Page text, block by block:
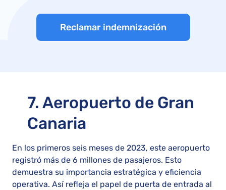
Reclamar indemnización
7. Aeropuerto de Gran
Canaria
En los primeros seis meses de 2023, este aeropuerto
registró más de 6 millones de pasajeros. Esto
demuestra su importancia estratégica y eficiencia
operativa. Así refleja el papel de puerta de entrada al